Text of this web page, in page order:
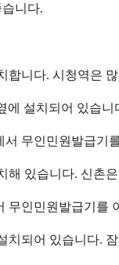
니다.
합니다. 시청역은
에 설치되어 있습
무인민원발급기
해 있습니다. 신촌
무인민원발급기
치되어 있습니다.